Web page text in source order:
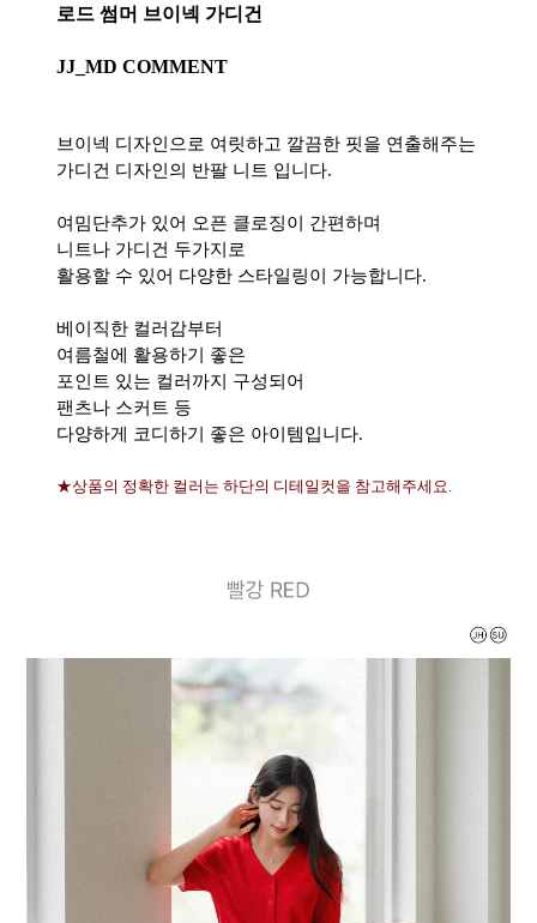
로드 썸머 브이넥 가디건
JJ_MD COMMENT
브이넥 디자인으로 여릿하고 깔끔한 핏을 연출해주는
가디건 디자인의 반팔 니트 입니다.
여밈단추가 있어 오픈 클로징이 간편하며
니트나 가디건 두가지로
활용할 수 있어 다양한 스타일링이 가능합니다.
베이직한 컬러감부터
여름철에 활용하기 좋은
포인트 있는 컬러까지 구성되어
팬츠나 스커트 등
다양하게 코디하기 좋은 아이템입니다.
★상품의 정확한 컬러는 하단의 디테일컷을 참고해주세요.